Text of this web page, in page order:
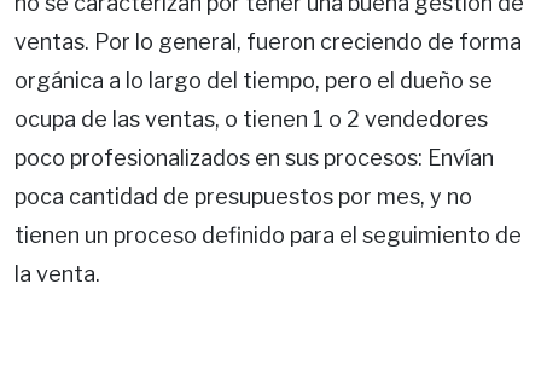
ventas. Por lo general, fueron creciendo de forma
orgánica a lo largo del tiempo, pero el dueño se
ocupa de las ventas, o tienen 1 o 2 vendedores
poco profesionalizados en sus procesos: Envían
poca cantidad de presupuestos por mes, y no
tienen un proceso definido para el seguimiento de
la venta.